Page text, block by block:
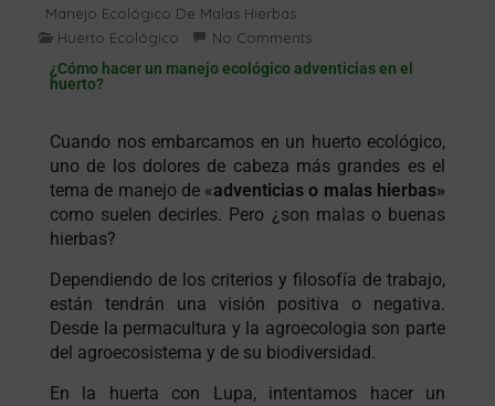
Manejo Ecológico De Malas Hierbas
Huerto Ecológico
No Comments
¿Cómo hacer un manejo ecológico adventicias en el
huerto?
Cuando nos embarcamos en un huerto ecológico,
uno de los dolores de cabeza más grandes es el
tema de manejo de «adventicias o malas hierbas»
como suelen decirles. Pero ¿son malas o buenas
hierbas?
Dependiendo de los criterios y filosofía de trabajo,
están tendrán una visión positiva o negativa.
Desde la permacultura y la agroecologia son parte
del agroecosistema y de su biodiversidad.
En la huerta con Lupa, intentamos hacer un